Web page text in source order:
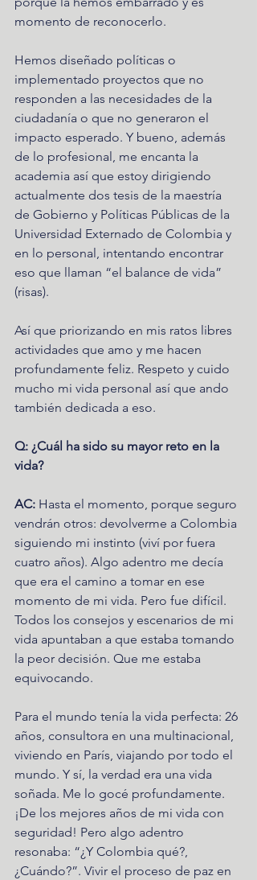
momento de reconocerlo.
Hemos diseñado políticas o
implementado proyectos que no
responden a las necesidades de la
ciudadanía o que no generaron el
impacto esperado. Y bueno, además
de lo profesional, me encanta la
academia así que estoy dirigiendo
actualmente dos tesis de la maestría
de Gobierno y Políticas Públicas de la
Universidad Externado de Colombia y
en lo personal, intentando encontrar
eso que llaman “el balance de vida”
(risas).
Así que priorizando en mis ratos libres
actividades que amo y me hacen
profundamente feliz. Respeto y cuido
mucho mi vida personal así que ando
también dedicada a eso.
Q: ¿Cuál ha sido su mayor reto en la
vida?
AC: Hasta el momento, porque seguro
vendrán otros: devolverme a Colombia
siguiendo mi instinto (viví por fuera
cuatro años). Algo adentro me decía
que era el camino a tomar en ese
momento de mi vida. Pero fue difícil.
Todos los consejos y escenarios de mi
vida apuntaban a que estaba tomando
la peor decisión. Que me estaba
equivocando.
Para el mundo tenía la vida perfecta: 26
años, consultora en una multinacional,
viviendo en París, viajando por todo el
mundo. Y sí, la verdad era una vida
soñada. Me lo gocé profundamente.
¡De los mejores años de mi vida con
seguridad! Pero algo adentro
resonaba: “¿Y Colombia qué?,
¿Cuándo?”. Vivir el proceso de paz en